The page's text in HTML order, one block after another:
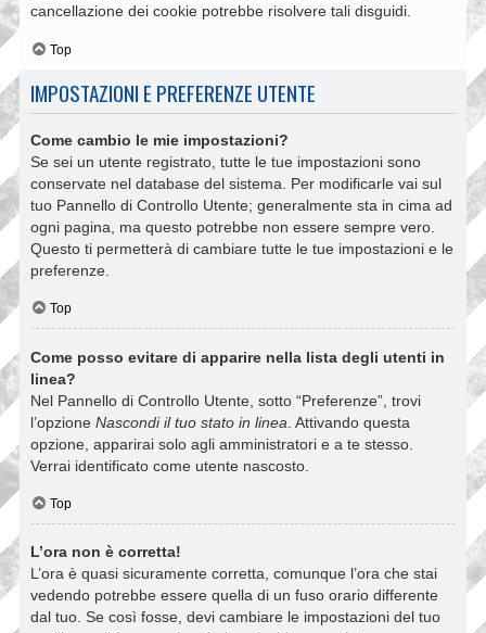
cancellazione dei cookie potrebbe risolvere tali disguidi.
Top
IMPOSTAZIONI E PREFERENZE UTENTE
Come cambio le mie impostazioni?
Se sei un utente registrato, tutte le tue impostazioni sono
conservate nel database del sistema. Per modificarle vai sul
tuo Pannello di Controllo Utente; generalmente sta in cima ad
ogni pagina, ma questo potrebbe non essere sempre vero.
Questo ti permetterà di cambiare tutte le tue impostazioni e le
preferenze.
Top
Come posso evitare di apparire nella lista degli utenti in
linea?
Nel Pannello di Controllo Utente, sotto “Preferenze”, trovi
l’opzione Nascondi il tuo stato in linea . Attivando questa
opzione, apparirai solo agli amministratori e a te stesso.
Verrai identificato come utente nascosto.
Top
L’ora non è corretta!
L’ora è quasi sicuramente corretta, comunque l’ora che stai
vedendo potrebbe essere quella di un fuso orario differente
dal tuo. Se così fosse, devi cambiare le impostazioni del tuo